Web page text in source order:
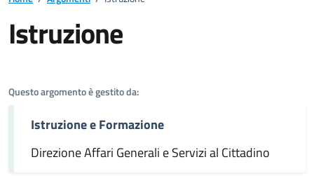
Istruzione
Questo argomento è gestito da:
Istruzione e Formazione
Direzione Affari Generali e Servizi al Cittadino